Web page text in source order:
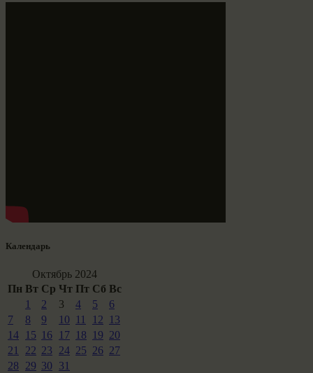
Календарь
Октябрь 2024
Пн Вт Ср Чт Пт Сб Вс
1
2 3 4 5
6
7
8 9 10 11 12
13
14
15 16 17 18 19 20
21
22 23 24 25 26 27
28
29 30 31